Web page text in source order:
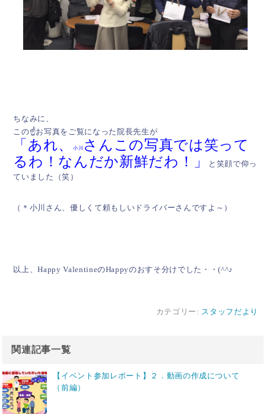
ちなみに、
この☝お写真をご覧になった院長先生が
「あれ、小川 さん この写真では笑って
るわ！なんだか新鮮だわ！」
と笑顔で仰っ
ていました（笑）
（＊小川さん、優しくて頼もしいドライバーさんですよ～）
以上、Happy ValentineのHappyのおすそ分けでした・・(^^♪
カテゴリー: スタッフだより
関連記事一覧
【イベント参加レポート】２．動画の作成について
（前編）